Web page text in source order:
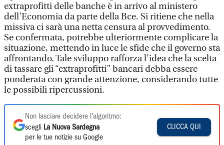
extraprofitti delle banche è in arrivo al ministero
dell'Economia da parte della Bce. Si ritiene che nella
missiva ci sarà una netta censura al provvedimento.
Se confermata, potrebbe ulteriormente complicare la
situazione, mettendo in luce le sfide che il governo sta
affrontando. Tale sviluppo rafforza l'idea che la scelta
di tassare gli “extraprofitti” bancari debba essere
ponderata con grande attenzione, considerando tutte
le possibili ripercussioni.
Non lasciare decidere l'algoritmo:
scegli La Nuova Sardegna
per le tue notizie su Google
CLICCA QUI